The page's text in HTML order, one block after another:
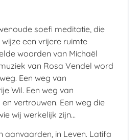
soefi meditatie, die
een vrijere ruimte
woorden van Michaël
van Rosa Vendel word
Een weg van
Wil. Een weg van
vertrouwen. Een weg die
wij werkelijk zijn…
aanvaarden, in Leven. Latifa